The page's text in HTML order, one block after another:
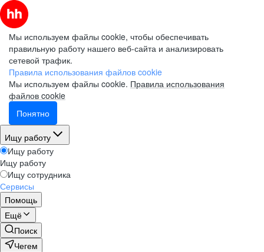
Мы используем файлы cookie, чтобы обеспечивать
правильную работу нашего веб-сайта и анализировать
сетевой трафик.
Правила использования файлов cookie
Мы используем файлы cookie. Правила использования
файлов cookie
Понятно
Ищу работу
Ищу работу
Ищу работу
Ищу сотрудника
Сервисы
Помощь
Ещё
Поиск
Чегем